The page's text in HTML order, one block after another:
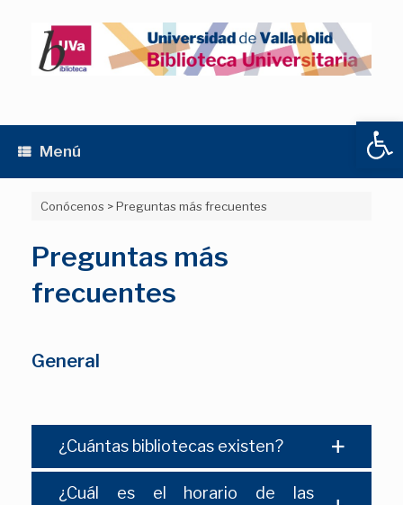
Abrir
contenido
Menú
Conócenos >Preguntas más frecuentes
Preguntas más
frecuentes
General
¿Cuántas bibliotecas existen?
¿Cuál es el horario de las